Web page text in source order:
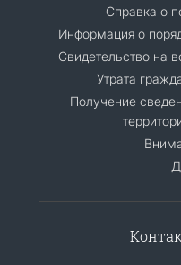
Справка о
Информация о
Cвидетельство на
Утрата
Получение